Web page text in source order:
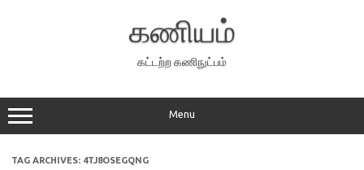
கணியம்
கட்டற்ற கணிநுட்பம்
Menu
TAG ARCHIVES: 4TJ8OSEGQNG